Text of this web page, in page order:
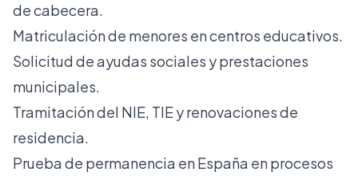
de cabecera.
Matriculación de menores en centros educativos.
Solicitud de ayudas sociales y prestaciones
municipales.
Tramitación del NIE, TIE y renovaciones de
residencia.
Prueba de permanencia en España en procesos